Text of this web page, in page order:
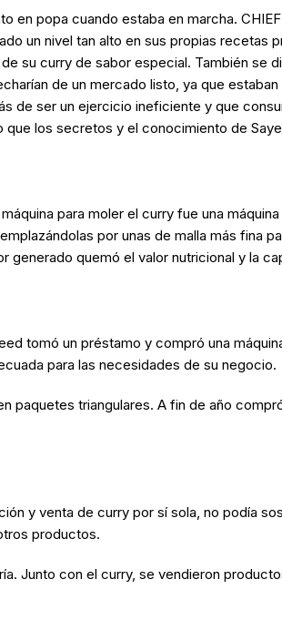
en popa cuando estaba en marcha.
un nivel tan alto en sus propias recetas
su curry de sabor especial. También se
de un mercado listo, ya que
de ser un ejercicio ineficiente y que
los secretos y el conocimiento de
para moler el curry fue una
por unas de malla más fina
generado quemó el valor nutricional y la
tomó un préstamo y compró una
para las necesidades de su negocio.
paquetes triangulares. A fin de año
y venta de curry por sí sola, no podía
productos.
Junto con el curry, se vendieron